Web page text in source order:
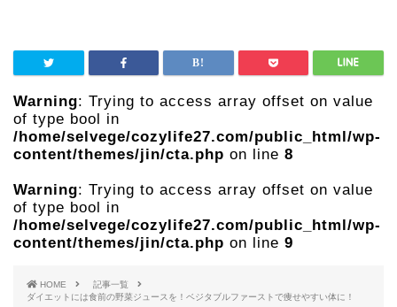
Warning: Trying to access array offset on value
of type bool in
/home/selvege/cozylife27.com/public_html/wp-
content/themes/jin/cta.php on line 8
Warning: Trying to access array offset on value
of type bool in
/home/selvege/cozylife27.com/public_html/wp-
content/themes/jin/cta.php on line 9
HOME
記事一覧
ダイエットには食前の野菜ジュースを！ベジタブルファーストで痩せやすい体に！